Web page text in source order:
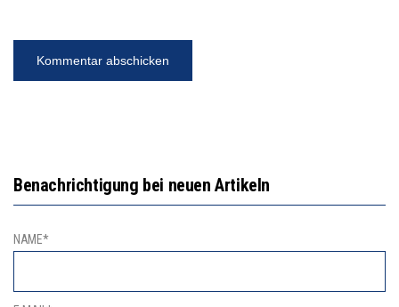
Benachrichtigung bei neuen Artikeln
NAME*